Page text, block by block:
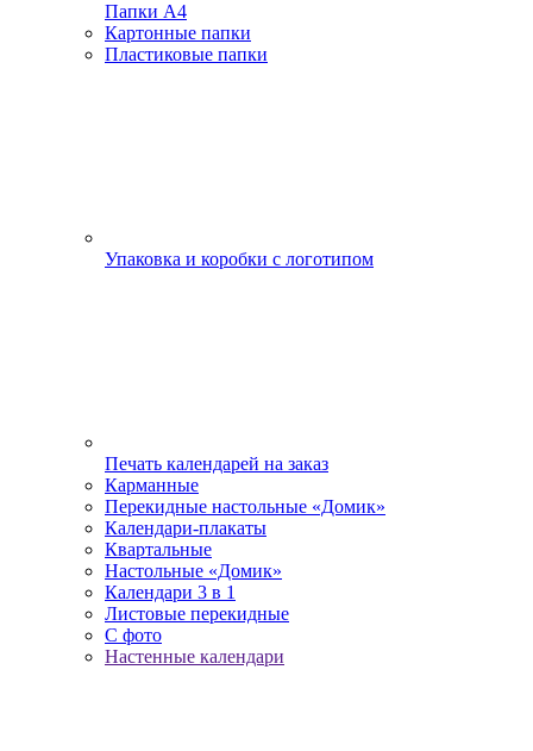
Папки А4
Картонные папки
Пластиковые папки
Упаковка и коробки с логотипом
Печать календарей на заказ
Карманные
Перекидные настольные «Домик»
Календари-плакаты
Квартальные
Настольные «Домик»
Календари 3 в 1
Листовые перекидные
С фото
Настенные календари